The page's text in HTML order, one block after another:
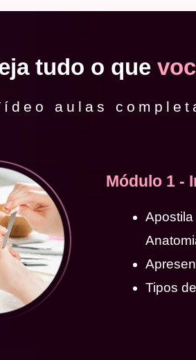
tudo o que
aulas
Módulo 1 -
Tipos